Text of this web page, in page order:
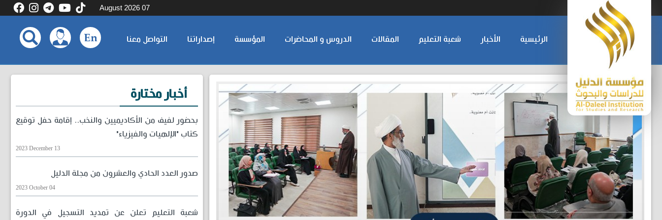
07 August 2026
الرئيسية الأخبار شعبة التعليم المقالات الدروس و المحاضرات المؤسسة إصداراتنا التواصل معنا
أخبار مختارة
بحضور لفيف من الأكاديميين والنخب.. إقامة حفل توقيع
كتاب "الإلهيات والفيزياء"
2023 December 13
صدور العدد الحادي والعشرون من مجلة الدليل
2023 October 04
شعبة التعليم تعلن عن تمديد التسجيل في الدورة